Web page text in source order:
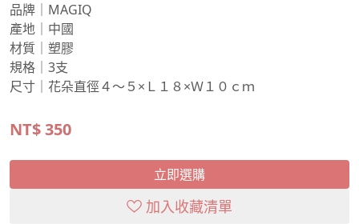
品牌｜MAGIQ
產地｜中國
材質｜塑膠
規格｜3支
尺寸｜花朵直徑４～５×Ｌ１８×Ｗ１０ｃｍ
NT$350
立即選購
加入收藏清單